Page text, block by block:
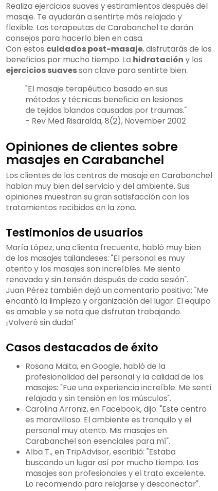
Realiza ejercicios suaves y estiramientos después del
masaje. Te ayudarán a sentirte más relajado y
flexible. Los terapeutas de Carabanchel te darán
consejos para hacerlo bien en casa.
Con estos cuidados post-masaje, disfrutarás de los
beneficios por mucho tiempo. La hidratación y los
ejercicios suavesson clave para sentirte bien.
"El masaje terapéutico basado en sus
métodos y técnicas beneficia en lesiones
de tejidos blandos causadas por traumas."
- Rev Med Risaralda, 8(2), November 2002
Opiniones de clientes sobre
masajes en Carabanchel
Los clientes de los centros de masaje en Carabanchel
hablan muy bien del servicio y del ambiente. Sus
opiniones muestran su gran satisfacción con los
tratamientos recibidos en la zona.
Testimonios de usuarios
María López, una clienta frecuente, habló muy bien
de los masajes tailandeses: "El personal es muy
atento y los masajes son increíbles. Me siento
renovada y sin tensión después de cada sesión".
Juan Pérez también dejó un comentario positivo: "Me
encantó la limpieza y organización del lugar. El equipo
es amable y se nota que disfrutan trabajando.
¡Volveré sin duda!"
Casos destacados de éxito
Rosana Maita, en Google, habló de la
profesionalidad del personal y la calidad de los
masajes: "Fue una experiencia increíble. Me sentí
relajada y sin tensión en los músculos".
Carolina Arroniz, en Facebook, dijo: "Este centro
es maravilloso. El ambiente es tranquilo y el
personal muy atento. Mis masajes en
Carabanchel son esenciales para mí".
Alba T., en TripAdvisor, escribió: "Estaba
buscando un lugar así por mucho tiempo. Los
masajes son profesionales y el trato excelente.
Lo recomiendo para relajarse y desconectar".